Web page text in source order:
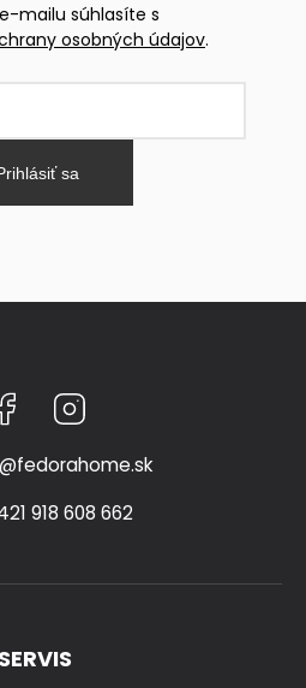
mailu súhlasíte s
osobných údajov.
sa
Facebook
@fedorahome.sk
918 608 662